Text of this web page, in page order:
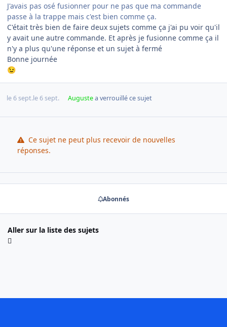
J'avais pas osé fusionner pour ne pas que ma commande
passe à la trappe mais c'est bien comme ça.
C'était très bien de faire deux sujets comme ça j'ai pu voir qu'il
y avait une autre commande. Et après je fusionne comme ça il
n'y a plus qu'une réponse et un sujet à fermé
Bonne journée
😉
le 6 sept.le 6 sept. Augustea verrouillé ce sujet
Ce sujet ne peut plus recevoir de nouvelles
réponses.
Abonnés
Aller sur la liste des sujets